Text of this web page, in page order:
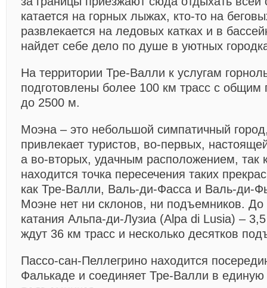
катается на горных лыжах, кто-то на
развлекается на ледовых катках и в
найдет себе дело по душе в уютных
На территории Тре-Валли к услугам
подготовлены более 100 км трасс с общим
до 2500 м.
Моэна – это небольшой симпатичный
привлекает туристов, во-первых,
а во-вторых, удачным расположением, так
находится точка пересечения таких
как Тре-Валли, Валь-ди-Фасса и Валь-ди-
Моэне нет ни склонов, ни подъемников.
катания Альпа-ди-Лузиа (Alpa di Lusia) –
ждут 36 км трасс и несколько десятков
Пассо-сан-Пеллегрино находится
Фалькаде и соединяет Тре-Валли в единую